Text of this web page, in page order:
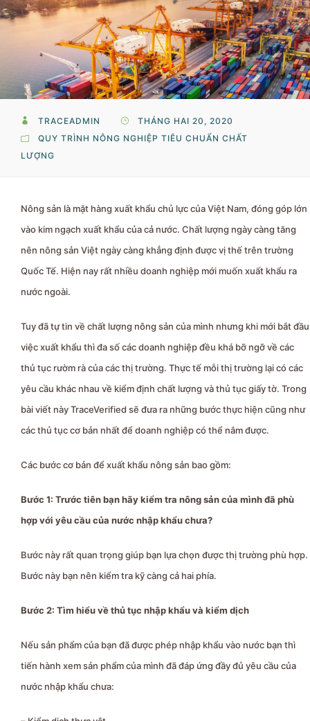
TRACEADMIN
THÁNG HAI 20, 2020
QUY TRÌNH NÔNG NGHIỆP TIÊU CHUẨN CHẤT
LƯỢNG
Nông sản là mặt hàng xuất khẩu chủ lực của Việt Nam, đóng góp lớn
vào kim ngạch xuất khẩu của cả nước. Chất lượng ngày càng tăng
nên nông sản Việt ngày càng khẳng định được vị thế trên trường
Quốc Tế. Hiện nay rất nhiều doanh nghiệp mới muốn xuất khẩu ra
nước ngoài.
Tuy đã tự tin về chất lượng nông sản của mình nhưng khi mới bắt đầu
việc xuất khẩu thì đa số các doanh nghiệp đều khá bỡ ngỡ về các
thủ tục rườm rà của các thị trường. Thực tế mỗi thị trường lại có các
yêu cầu khác nhau về kiểm định chất lượng và thủ tục giấy tờ. Trong
bài viết này TraceVerified sẽ đưa ra những bước thực hiện cũng như
các thủ tục cơ bản nhất để doanh nghiệp có thể nắm được.
Các bước cơ bản để xuất khẩu nông sản bao gồm:
Bước 1: Trước tiên bạn hãy kiểm tra nông sản của mình đã phù
hợp với yêu cầu của nước nhập khẩu chưa?
Bước này rất quan trọng giúp bạn lựa chọn được thị trường phù hợp.
Bước này bạn nên kiểm tra kỹ càng cả hai phía.
Bước 2: Tìm hiểu về thủ tục nhập khẩu và kiểm dịch
Nếu sản phẩm của bạn đã được phép nhập khẩu vào nước bạn thì
tiến hành xem sản phẩm của mình đã đáp ứng đầy đủ yêu cầu của
nước nhập khẩu chưa: